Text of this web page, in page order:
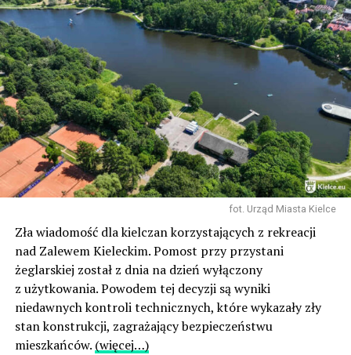
fot. Urząd Miasta Kielce
Zła wiadomość dla kielczan korzystających z rekreacji
nad Zalewem Kieleckim. Pomost przy przystani
żeglarskiej został z dnia na dzień wyłączony
z użytkowania. Powodem tej decyzji są wyniki
niedawnych kontroli technicznych, które wykazały zły
stan konstrukcji, zagrażający bezpieczeństwu
mieszkańców. (więcej…)